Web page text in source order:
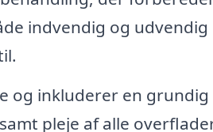
indvendig og udvendig
og inkluderer en grundig
pleje af alle